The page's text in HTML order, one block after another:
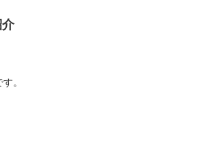
。